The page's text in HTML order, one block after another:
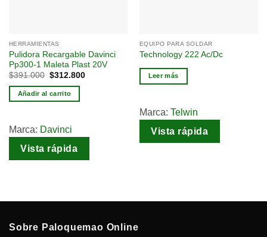
HERRAMIENTAS
Pulidora Recargable Davinci
Pp300-1 Maleta Plast 20V
$391.000 $312.800
Añadir al carrito
Marca: Davinci
Vista rápida
EQUIPO PARA SOLDAR
Technology 222 Ac/Dc
Leer más
Marca: Telwin
Vista rápida
Sobre Paloquemao Online